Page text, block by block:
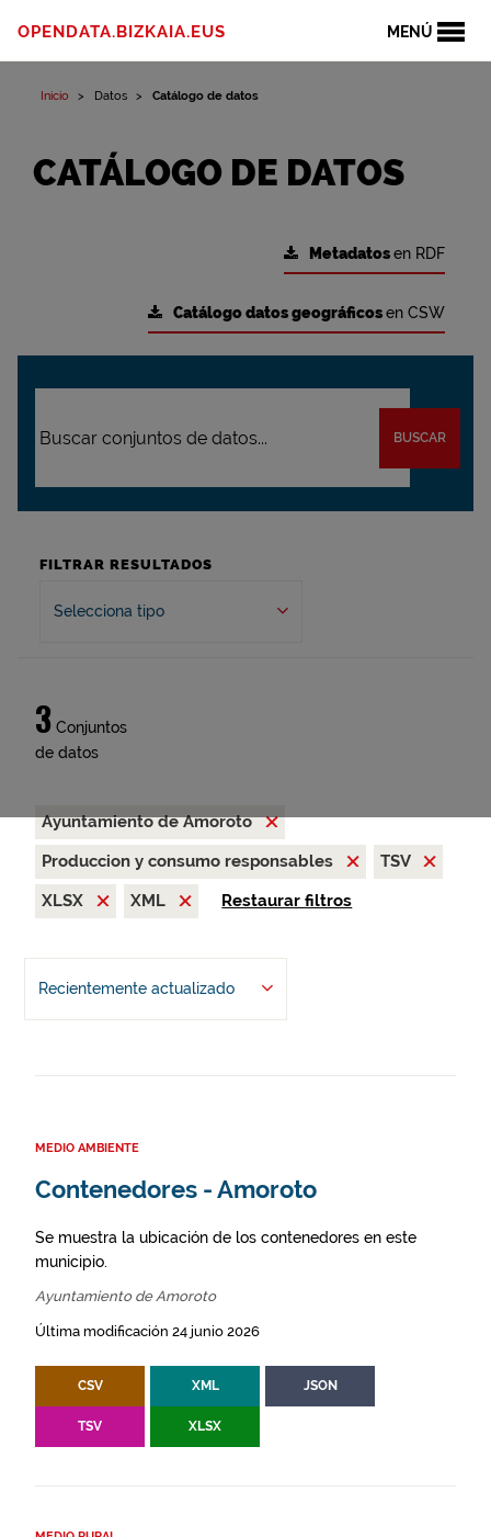
MENÚ
OPENDATA.BIZKAIA.EUS
Inicio Datos Catálogo de datos
CATÁLOGO DE DATOS
Metadatosen RDF
Catálogo datos geográficosen CSW
BUSCAR
FILTRAR RESULTADOS
Selecciona tipo
3 Conjuntos
de datos
Ayuntamiento de Amoroto
Produccion y consumo responsables
TSV
XLSX
XML Restaurar filtros
Recientemente actualizado
MEDIO AMBIENTE
Contenedores - Amoroto
Se muestra la ubicación de los contenedores en este
municipio.
Ayuntamiento de Amoroto
Última modificación 24 junio 2026
CSV XML JSON
TSV XLSX